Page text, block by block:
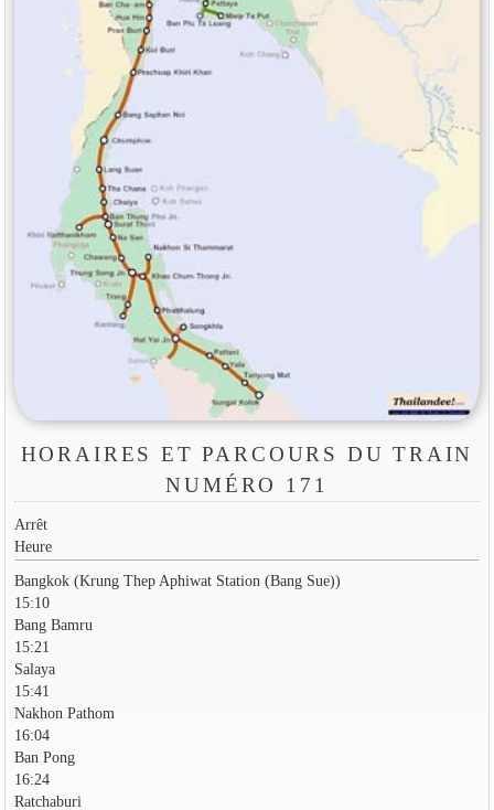
HORAIRES ET PARCOURS DU TRAIN
NUMÉRO 171
Arrêt
Heure
Bangkok (Krung Thep Aphiwat Station (Bang Sue))
15:10
Bang Bamru
15:21
Salaya
15:41
Nakhon Pathom
16:04
Ban Pong
16:24
Ratchaburi